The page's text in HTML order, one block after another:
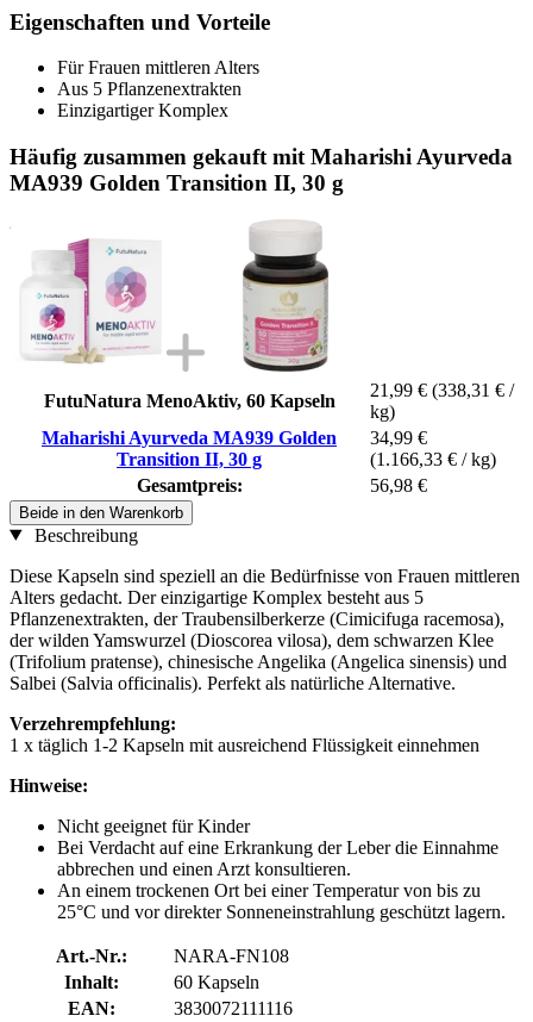
Eigenschaften und Vorteile
Für Frauen mittleren Alters
Aus 5 Pflanzenextrakten
Einzigartiger Komplex
Häufig zusammen gekauft mit Maharishi Ayurveda
MA939 Golden Transition II, 30 g
FutuNatura MenoAktiv, 60 Kapseln
21,99 € (338,31 € /
kg)
Maharishi Ayurveda MA939 Golden
Transition II, 30 g
34,99 €
(1.166,33 € / kg)
Gesamtpreis:
56,98 €
Beide in den Warenkorb
Beschreibung
Diese Kapseln sind speziell an die Bedürfnisse von Frauen mittleren
Alters gedacht. Der einzigartige Komplex besteht aus 5
Pflanzenextrakten, der Traubensilberkerze (Cimicifuga racemosa),
der wilden Yamswurzel (Dioscorea vilosa), dem schwarzen Klee
(Trifolium pratense), chinesische Angelika (Angelica sinensis) und
Salbei (Salvia officinalis). Perfekt als natürliche Alternative.
Verzehrempfehlung:
1 x täglich 1-2 Kapseln mit ausreichend Flüssigkeit einnehmen
Hinweise:
Nicht geeignet für Kinder
Bei Verdacht auf eine Erkrankung der Leber die Einnahme
abbrechen und einen Arzt konsultieren.
An einem trockenen Ort bei einer Temperatur von bis zu
25°C und vor direkter Sonneneinstrahlung geschützt lagern.
Art.-Nr.:
NARA-FN108
Inhalt:
60 Kapseln
EAN:
3830072111116